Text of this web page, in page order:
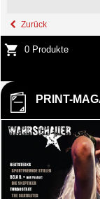
Zurück
0 Produkte
PRINT-